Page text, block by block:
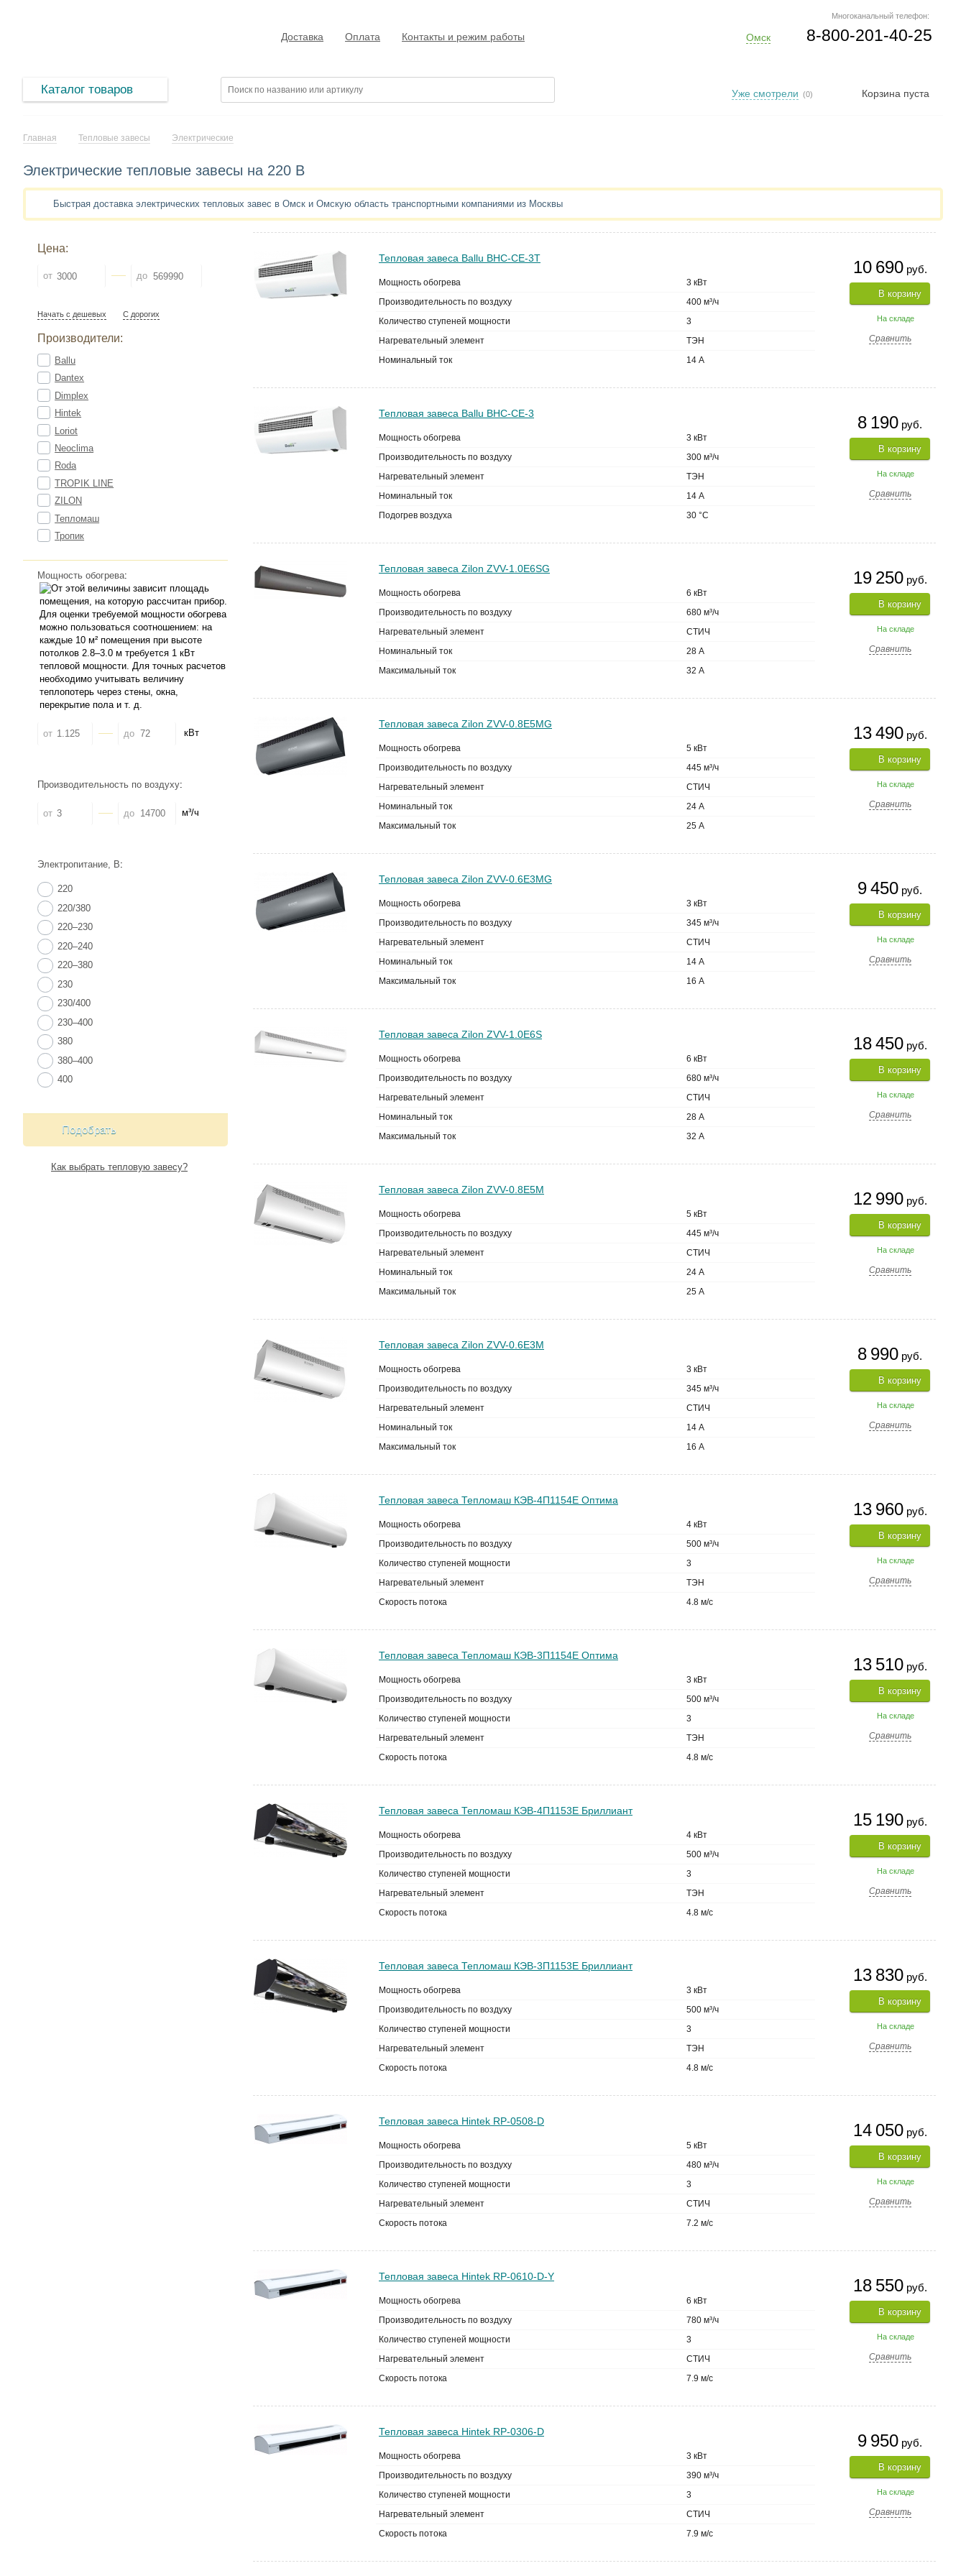
Многоканальный телефон:
8-800-201-40-25
Омск
Доставка Оплата Контакты и режим работы
Каталог товаров Корзина пуста
Уже смотрели (0)
Главная Тепловые завесы Электрические
Электрические тепловые завесы на 220 В
Быстрая доставка электрических тепловых завес в Омск и Омскую область транспортными компаниями из Москвы
Цена:
от до
Начать с дешевых С дорогих
Производители:
Ballu
Dantex
Dimplex
Hintek
Loriot
Neoclima
Roda
TROPIK LINE
ZILON
Тепломаш
Тропик
Мощность обогрева:
от до кВт
Производительность по воздуху:
от до м³/ч
Электропитание, В:
220
220/380
220–230
220–240
220–380
230
230/400
230–400
380
380–400
400
Подобрать
Как выбрать тепловую завесу?
10 690руб.
В корзину
На складе
Сравнить
Тепловая завеса Ballu BHC-CE-3T
Мощность обогрева
3 кВт
Производительность по воздуху
400 м³/ч
Количество ступеней мощности
3
Нагревательный элемент
ТЭН
Номинальный ток
14 А
8 190 руб.
В корзину
На складе
Сравнить
Тепловая завеса Ballu BHC-CE-3
Мощность обогрева
3 кВт
Производительность по воздуху
300 м³/ч
Нагревательный элемент
ТЭН
Номинальный ток
14 А
Подогрев воздуха
30 °C
19 250руб.
В корзину
На складе
Сравнить
Тепловая завеса Zilon ZVV-1.0E6SG
Мощность обогрева
6 кВт
Производительность по воздуху
680 м³/ч
Нагревательный элемент
СТИЧ
Номинальный ток
28 А
Максимальный ток
32 А
13 490руб.
В корзину
На складе
Сравнить
Тепловая завеса Zilon ZVV-0.8E5MG
Мощность обогрева
5 кВт
Производительность по воздуху
445 м³/ч
Нагревательный элемент
СТИЧ
Номинальный ток
24 А
Максимальный ток
25 А
9 450 руб.
В корзину
На складе
Сравнить
Тепловая завеса Zilon ZVV-0.6E3MG
Мощность обогрева
3 кВт
Производительность по воздуху
345 м³/ч
Нагревательный элемент
СТИЧ
Номинальный ток
14 А
Максимальный ток
16 А
18 450руб.
В корзину
На складе
Сравнить
Тепловая завеса Zilon ZVV-1.0E6S
Мощность обогрева
6 кВт
Производительность по воздуху
680 м³/ч
Нагревательный элемент
СТИЧ
Номинальный ток
28 А
Максимальный ток
32 А
12 990руб.
В корзину
На складе
Сравнить
Тепловая завеса Zilon ZVV-0.8E5M
Мощность обогрева
5 кВт
Производительность по воздуху
445 м³/ч
Нагревательный элемент
СТИЧ
Номинальный ток
24 А
Максимальный ток
25 А
8 990 руб.
В корзину
На складе
Сравнить
Тепловая завеса Zilon ZVV-0.6E3M
Мощность обогрева
3 кВт
Производительность по воздуху
345 м³/ч
Нагревательный элемент
СТИЧ
Номинальный ток
14 А
Максимальный ток
16 А
13 960руб.
В корзину
На складе
Сравнить
Тепловая завеса Тепломаш КЭВ-4П1154Е Оптима
Мощность обогрева
4 кВт
Производительность по воздуху
500 м³/ч
Количество ступеней мощности
3
Нагревательный элемент
ТЭН
Скорость потока
4.8 м/с
13 510руб.
В корзину
На складе
Сравнить
Тепловая завеса Тепломаш КЭВ-3П1154Е Оптима
Мощность обогрева
3 кВт
Производительность по воздуху
500 м³/ч
Количество ступеней мощности
3
Нагревательный элемент
ТЭН
Скорость потока
4.8 м/с
15 190руб.
В корзину
На складе
Сравнить
Тепловая завеса Тепломаш КЭВ-4П1153Е Бриллиант
Мощность обогрева
4 кВт
Производительность по воздуху
500 м³/ч
Количество ступеней мощности
3
Нагревательный элемент
ТЭН
Скорость потока
4.8 м/с
13 830руб.
В корзину
На складе
Сравнить
Тепловая завеса Тепломаш КЭВ-3П1153Е Бриллиант
Мощность обогрева
3 кВт
Производительность по воздуху
500 м³/ч
Количество ступеней мощности
3
Нагревательный элемент
ТЭН
Скорость потока
4.8 м/с
14 050руб.
В корзину
На складе
Сравнить
Тепловая завеса Hintek RP-0508-D
Мощность обогрева
5 кВт
Производительность по воздуху
480 м³/ч
Количество ступеней мощности
3
Нагревательный элемент
СТИЧ
Скорость потока
7.2 м/с
18 550руб.
В корзину
На складе
Сравнить
Тепловая завеса Hintek RP-0610-D-Y
Мощность обогрева
6 кВт
Производительность по воздуху
780 м³/ч
Количество ступеней мощности
3
Нагревательный элемент
СТИЧ
Скорость потока
7.9 м/с
9 950 руб.
В корзину
На складе
Сравнить
Тепловая завеса Hintek RP-0306-D
Мощность обогрева
3 кВт
Производительность по воздуху
390 м³/ч
Количество ступеней мощности
3
Нагревательный элемент
СТИЧ
Скорость потока
7.9 м/с